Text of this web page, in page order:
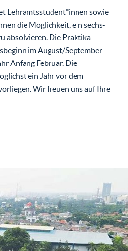
Lehramtsstudent*innen sowie
die Möglichkeit, ein sechs-
absolvieren. Die Praktika
im August/September
Anfang Februar. Die
ein Jahr vor dem
Wir freuen uns auf Ihre